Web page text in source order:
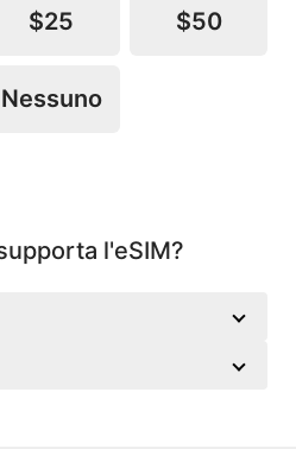
$25 $50
Nessuno
l'eSIM?